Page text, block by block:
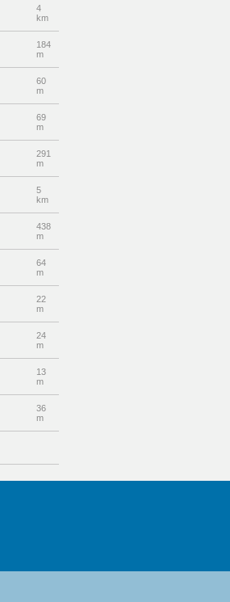
4
km
184
m
60
m
69
m
291
m
5
km
438
m
64
m
22
m
24
m
13
m
36
m